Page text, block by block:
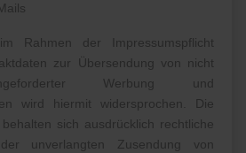
Rahmen der Impressumspflicht
zur Übersendung von nicht
Werbung und
wird hiermit widersprochen. Die
sich ausdrücklich rechtliche
unverlangten Zusendung von